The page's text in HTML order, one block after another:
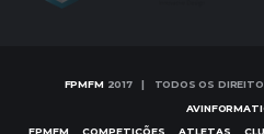
FPMFM2017 | TODOS OS DIREITOS
FPMFM
COMPETIÇÕES ATLETAS